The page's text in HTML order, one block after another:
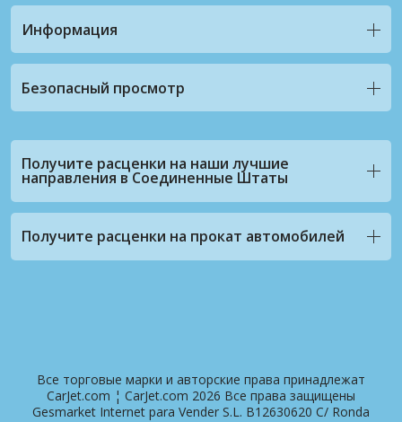
Информация
Безопасный просмотр
Получите расценки на наши лучшие
направления в Соединенные Штаты
Получите расценки на прокат автомобилей
Все торговые марки и авторские права принадлежат
CarJet.com ¦ CarJet.com 2026 Все права защищены
Gesmarket Internet para Vender S.L. B12630620 C/ Ronda